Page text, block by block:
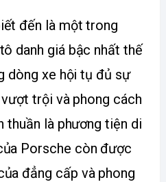
đến là một trong
danh giá bậc nhất thế
dòng xe hội tụ đủ sự
trội và phong cách
thuần là phương tiện di
Porsche còn được
đẳng cấp và phong